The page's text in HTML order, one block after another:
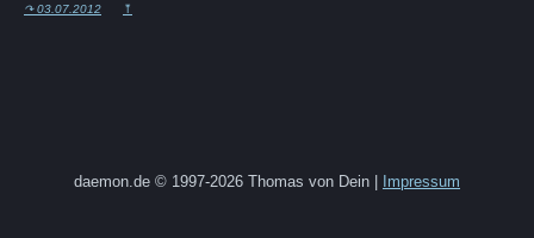
↷ 03.07.2012 ⤒
daemon.de © 1997-2026 Thomas von Dein | Impressum